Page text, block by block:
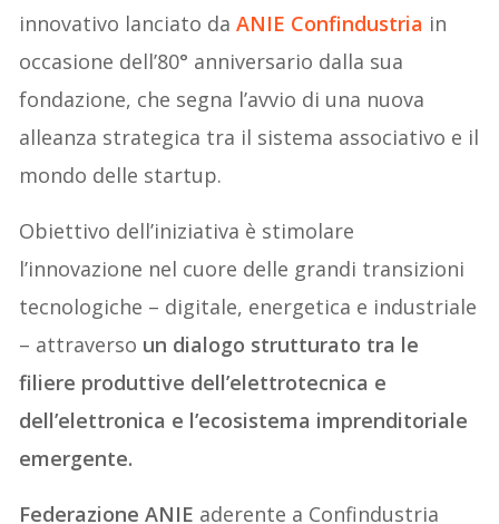
innovativo lanciato daANIE Confindustria in
occasione dell’80° anniversario dalla sua
fondazione, che segna l’avvio di una nuova
alleanza strategica tra il sistema associativo e il
mondo delle startup.
Obiettivo dell’iniziativa è stimolare
l’innovazione nel cuore delle grandi transizioni
tecnologiche – digitale, energetica e industriale
– attraverso un dialogo strutturato tra le
filiere produttive dell’elettrotecnica e
dell’elettronica e l’ecosistema imprenditoriale
emergente.
Federazione ANIE aderente a Confindustria